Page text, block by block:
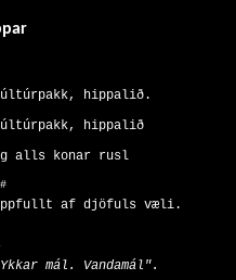
hippalið.
hippalið
alls konar rusl
E
#
E
mál. Vandamál".